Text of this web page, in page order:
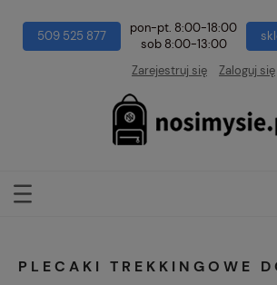
509 525 877
pon-pt. 8:00-18:00
sob 8:00-13:00
Zarejestruj się Zaloguj się
PLECAKI TREKKINGOWE